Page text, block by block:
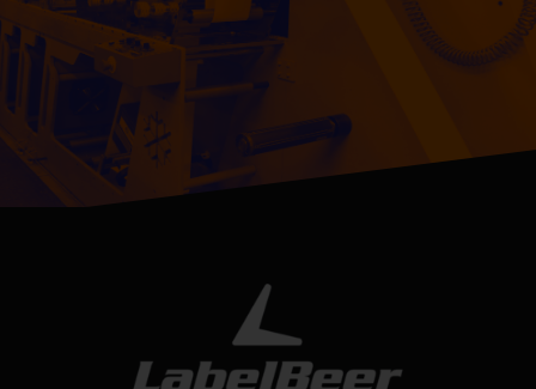
© 2015 LabelBeer. Todos os direitos reservados